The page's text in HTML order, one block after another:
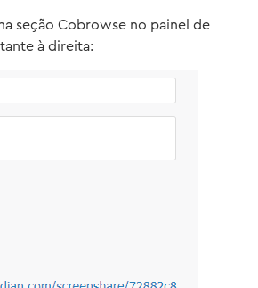
seção Cobrowse no painel de
à direita: